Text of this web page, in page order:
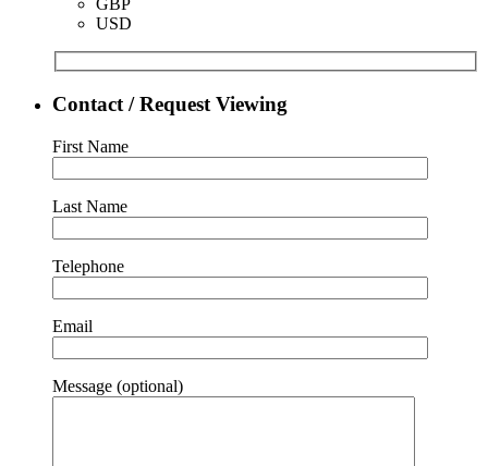
USD
Contact / Request Viewing
First Name
Last Name
Telephone
Email
Message (optional)